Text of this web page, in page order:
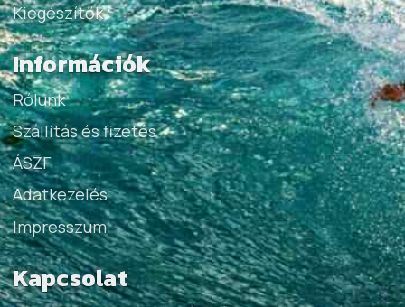
Kiegészítők
Információk
Rólunk
Szállítás és fizetés
ÁSZF
Adatkezelés
Impresszum
Kapcsolat